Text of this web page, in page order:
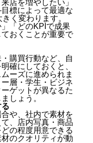
店を増やしたい」
標によって最適な
く変わります。
「どのKPIで成果
おくことが重要で
購買行動など、自
確にしておくと、
ーズに進められま
層・学生・ビジネ
ゲットが異なるた
しょう。
や、社内で素材を
、店内写真・商品
の程度用意できる
のクオリティが動